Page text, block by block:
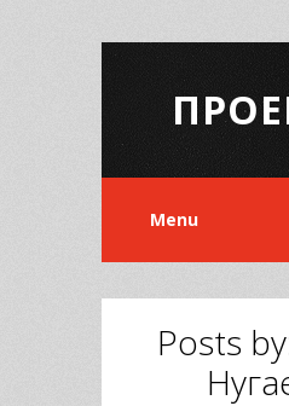
Menu
Posts